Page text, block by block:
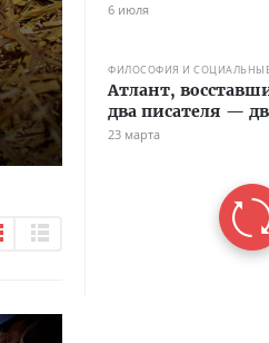
6 июля
ФИЛОСОФИЯ И
Атлант,
два писателя —
23 марта